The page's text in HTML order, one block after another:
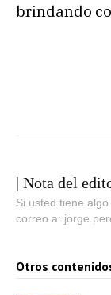
brindando
| Nota del
Si usted tiene
correo a:
Otros